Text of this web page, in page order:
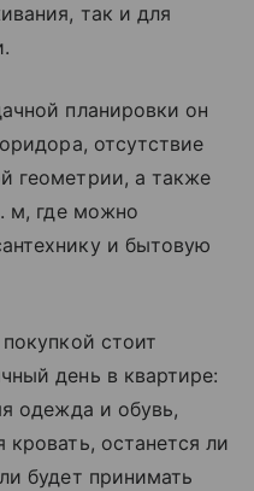
так и для
планировки он
отсутствие
геометрии, а также
м, где можно
и бытовую
стоит
день в квартире:
одежда и обувь,
кровать, останется ли
будет принимать